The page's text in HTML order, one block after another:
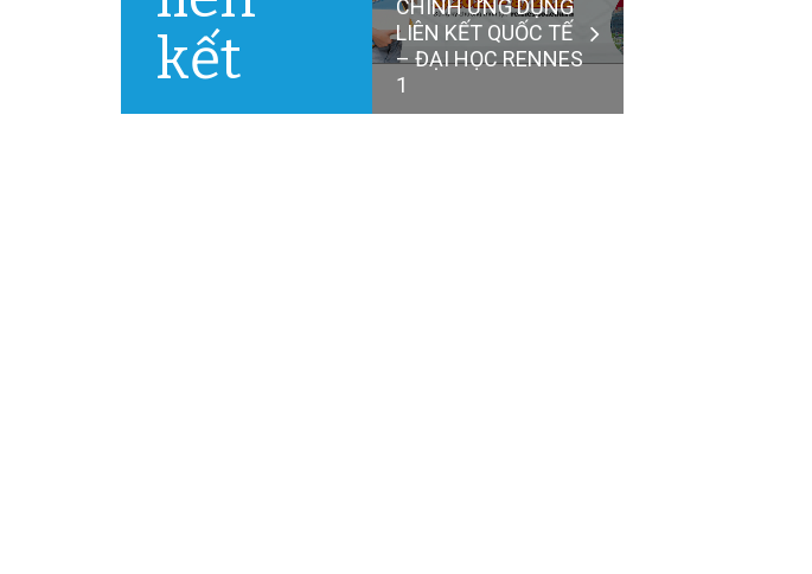
kết
CHÍNH ỨNG DỤNG
LIÊN KẾT QUỐC TẾ
– ĐẠI HỌC RENNES
1